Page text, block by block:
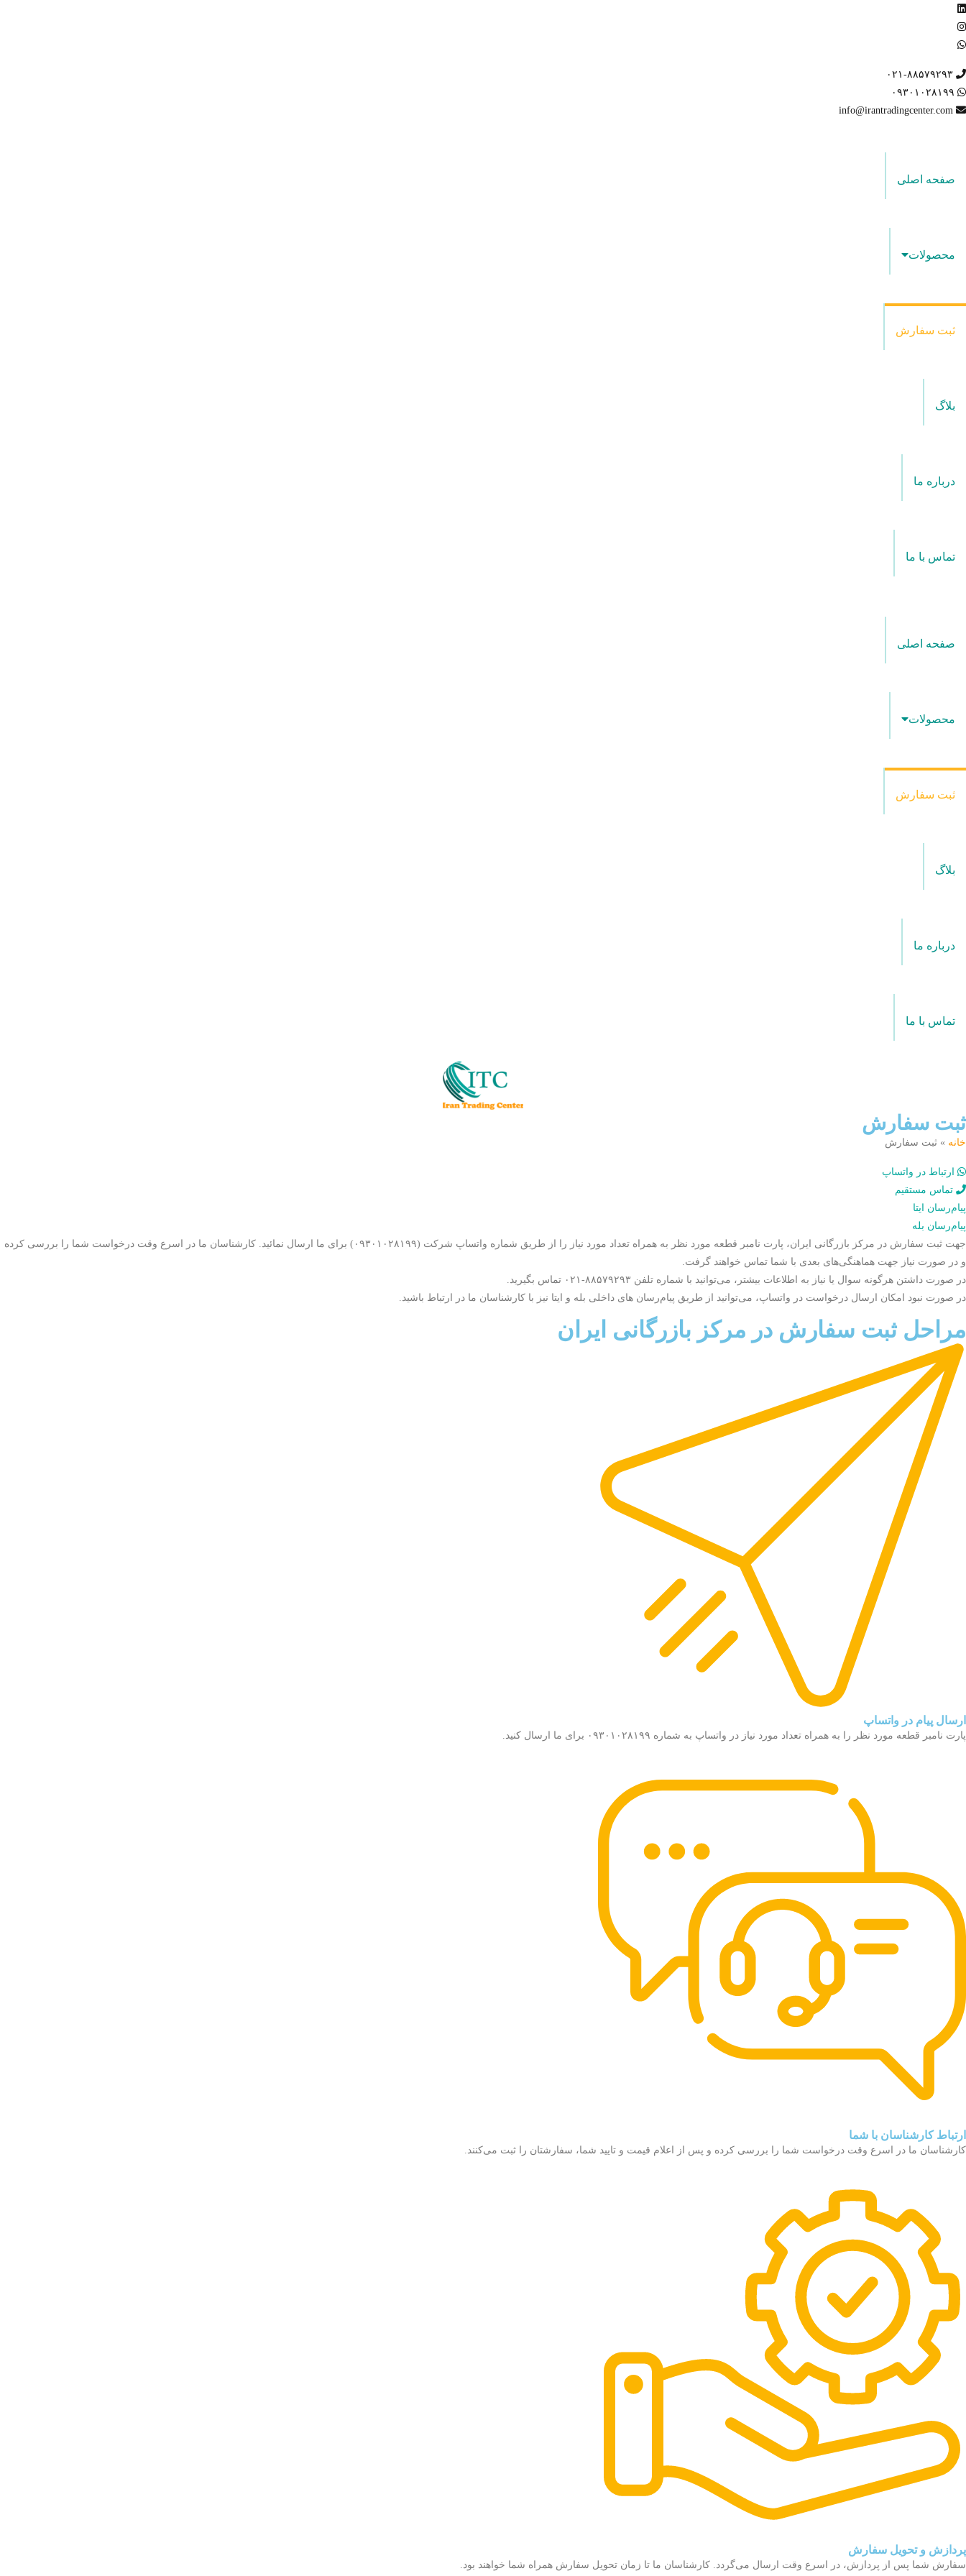
۰۲۱-۸۸۵۷۹۲۹۳
۰۹۳۰۱۰۲۸۱۹۹
info@irantradingcenter.com
صفحه اصلی
محصولات
ثبت سفارش
بلاگ
درباره ما
تماس با ما
صفحه اصلی
محصولات
ثبت سفارش
بلاگ
درباره ما
تماس با ما
ثبت سفارش
خانه » ثبت سفارش
ارتباط در واتساپ
تماس مستقیم
پیام‌رسان ایتا
پیام‌رسان بله
جهت ثبت سفارش در مرکز بازرگانی ایران، پارت نامبر قطعه مورد نظر به همراه تعداد مورد نیاز را از طریق شماره واتساپ شرکت (۰۹۳۰۱۰۲۸۱۹۹) برای ما ارسال نمائید. کارشناسان ما در اسرع وقت درخواست شما را بررسی کرده
و در صورت نیاز جهت هماهنگی‌های بعدی با شما تماس خواهند گرفت.
در صورت داشتن هرگونه سوال یا نیاز به اطلاعات بیشتر، می‌توانید با شماره تلفن ۸۸۵۷۹۲۹۳-۰۲۱ تماس بگیرید.
در صورت نبود امکان ارسال درخواست در واتساپ، می‌توانید از طریق پیام‌رسان های داخلی بله و ایتا نیز با کارشناسان ما در ارتباط باشید.
مراحل ثبت سفارش در مرکز بازرگانی ایران
ارسال پیام در واتساپ
پارت نامبر قطعه مورد نظر را به همراه تعداد مورد نیاز در واتساپ به شماره ۰۹۳۰۱۰۲۸۱۹۹ برای ما ارسال کنید.
ارتباط کارشناسان با شما
کارشناسان ما در اسرع وقت درخواست شما را بررسی کرده و پس از اعلام قیمت و تایید شما، سفارشتان را ثبت می‌کنند.
پردازش و تحویل سفارش
سفارش شما پس از پردازش، در اسرع وقت ارسال می‌گردد. کارشناسان ما تا زمان تحویل سفارش همراه شما خواهند بود.